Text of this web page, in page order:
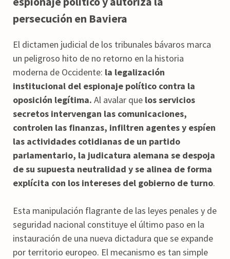
persecución en Baviera
El dictamen judicial de los tribunales bávaros marca
un peligroso hito de no retorno en la historia
moderna de Occidente: la legalización
institucional del espionaje político contra la
oposición legítima. Al avalar que los servicios
secretos intervengan las comunicaciones,
controlen las finanzas, infiltren agentes y espíen
las actividades cotidianas de un partido
parlamentario, la judicatura alemana se despoja
de su supuesta neutralidad y se alinea de forma
explícita con los intereses del gobierno de turno.
Esta manipulación flagrante de las leyes penales y de
seguridad nacional constituye el último paso en la
instauración de una nueva dictadura que se expande
por territorio europeo. El mecanismo es tan simple